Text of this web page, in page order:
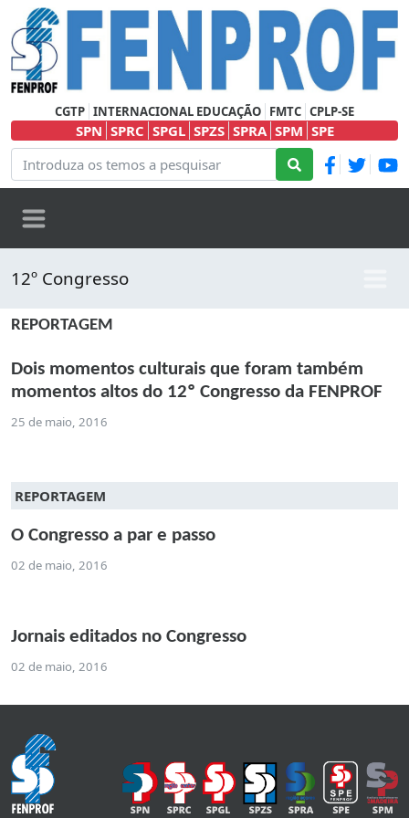
CGTP INTERNACIONAL EDUCAÇÃO FMTC CPLP-SE
SPN SPRC SPGL SPZS SPRA SPM SPE
12º Congresso
REPORTAGEM
Dois momentos culturais que foram também
momentos altos do 12º Congresso da FENPROF
25 de maio, 2016
REPORTAGEM
O Congresso a par e passo
02 de maio, 2016
Jornais editados no Congresso
02 de maio, 2016